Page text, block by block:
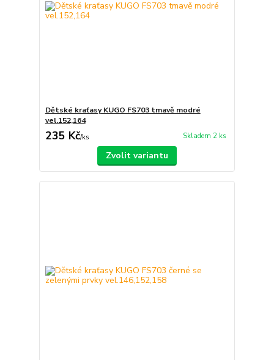
Dětské kraťasy KUGO FS703 tmavě modré
vel.152,164
235 Kč/ks Skladem 2 ks
Zvolit variantu